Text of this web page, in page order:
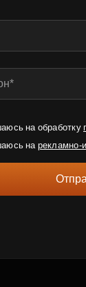
на обработку
нарекламно-